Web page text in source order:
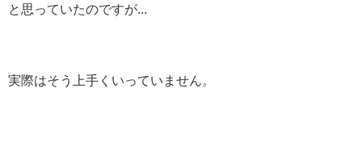
と思っていたのですが...
実際はそう上手くいっていません。